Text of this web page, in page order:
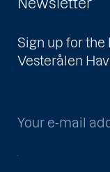
Newsletter
Sign up for
Vesterålen